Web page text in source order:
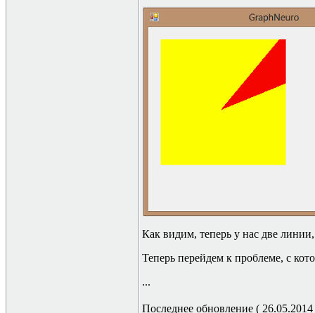
Как видим, теперь у нас две
Теперь перейдем к проблеме, с
...
Последнее обновление ( 26.05.2014